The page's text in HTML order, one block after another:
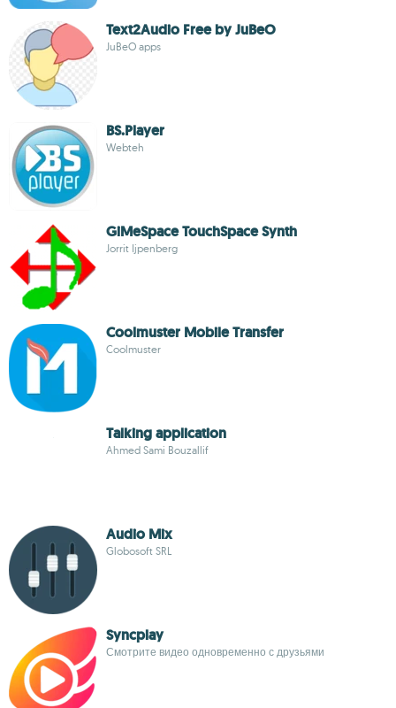
Text2Audio Free by JuBeO
JuBeO apps
BS.Player
Webteh
GiMeSpace TouchSpace Synth
Jorrit Ijpenberg
Coolmuster Mobile Transfer
Coolmuster
Talking application
Ahmed Sami Bouzallif
Audio Mix
Globosoft SRL
Syncplay
Смотрите видео одновременно с друзьями